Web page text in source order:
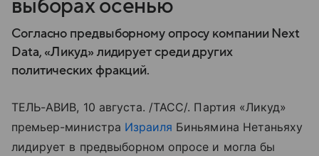
выборах осенью
Согласно предвыборному опросу компании Next
Data, «Ликуд» лидирует среди других
политических фракций.
ТЕЛЬ-АВИВ, 10 августа. /ТАСС/. Партия «Ликуд»
премьер-министра Израиля Биньямина Нетаньяху
лидирует в предвыборном опросе и могла бы